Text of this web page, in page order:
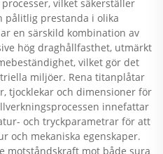
vilket säkerställer
pålitlig prestanda i olika
en särskild kombination av
hög draghållfasthet, utmärkt
vilket gör det
miljöer. Rena titanplåtar
tjocklekar och dimensioner för
innefattar
och tryckparametrar för att
och mekaniska egenskaper.
motståndskraft mot både sura